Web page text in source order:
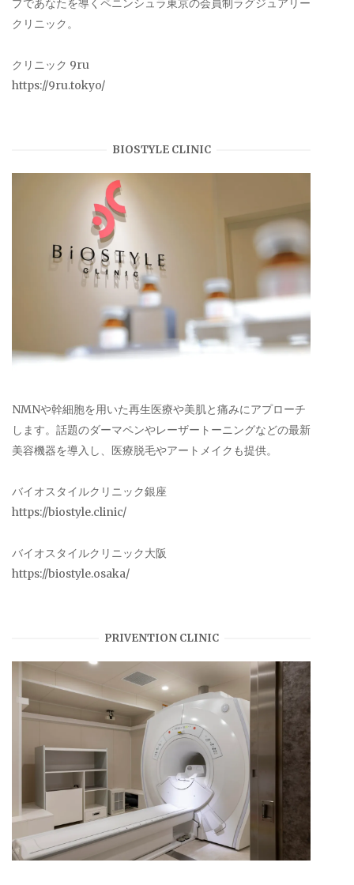
プであなたを導くペニンシュラ東京の会員制ラグジュアリー
クリニック。
クリニック 9ru
https://9ru.tokyo/
BIOSTYLE CLINIC
NMNや幹細胞を用いた再生医療や美肌と痛みにアプローチ
します。話題のダーマペンやレーザートーニングなどの最新
美容機器を導入し、医療脱毛やアートメイクも提供。
バイオスタイルクリニック銀座
https://biostyle.clinic/
バイオスタイルクリニック大阪
https://biostyle.osaka/
PRIVENTION CLINIC